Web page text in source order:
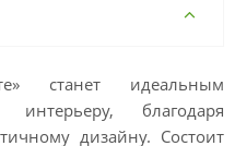
станет идеальным
благодаря
дизайну. Состоит